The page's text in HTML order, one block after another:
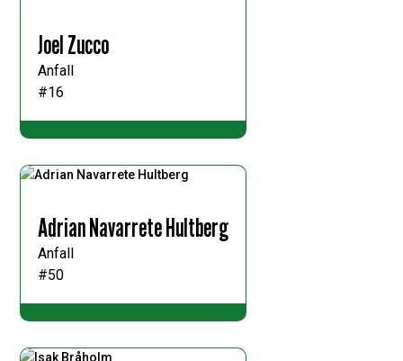
Joel Zucco
Anfall
#16
Adrian Navarrete Hultberg
Anfall
#50